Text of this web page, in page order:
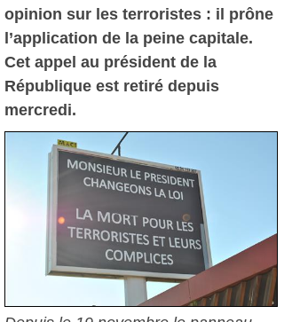
opinion sur les terroristes : il prône
l’application de la peine capitale.
Cet appel au président de la
République est retiré depuis
mercredi.